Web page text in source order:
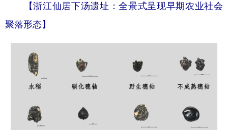
【浙江仙居下汤遗址：全景式呈现早期农业社会
聚落形态】